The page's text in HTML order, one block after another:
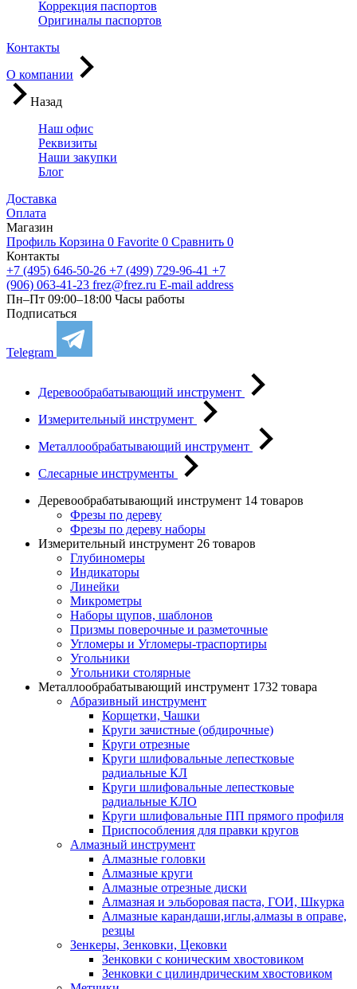
Коррекция паспортов
Оригиналы паспортов
Контакты
О компании
Назад
Наш офис
Реквизиты
Наши закупки
Блог
Доставка
Оплата
Магазин
Профиль Корзина 0 Favorite 0 Сравнить 0
Контакты
+7 (495) 646-50-26 +7 (499) 729-96-41 +7
(906) 063-41-23 frez@frez.ru E-mail address
Пн–Пт 09:00–18:00 Часы работы
Подписаться
Telegram
Деревообрабатывающий инструмент
Измерительный инструмент
Металлообрабатывающий инструмент
Слесарные инструменты
Деревообрабатывающий инструмент 14 товаров
Фрезы по дереву
Фрезы по дереву наборы
Измерительный инструмент 26 товаров
Глубиномеры
Индикаторы
Линейки
Микрометры
Наборы щупов, шаблонов
Призмы поверочные и разметочные
Угломеры и Угломеры-траспортиры
Угольники
Угольники столярные
Металлообрабатывающий инструмент 1732 товара
Абразивный инструмент
Корщетки, Чашки
Круги зачистные (обдирочные)
Круги отрезные
Круги шлифовальные лепестковые
радиальные КЛ
Круги шлифовальные лепестковые
радиальные КЛО
Круги шлифовальные ПП прямого профиля
Приспособления для правки кругов
Алмазный инструмент
Алмазные головки
Алмазные круги
Алмазные отрезные диски
Алмазная и эльборовая паста, ГОИ, Шкурка
Алмазные карандаши,иглы,алмазы в оправе,
резцы
Зенкеры, Зенковки, Цековки
Зенковки с коническим хвостовиком
Зенковки с цилиндрическим хвостовиком